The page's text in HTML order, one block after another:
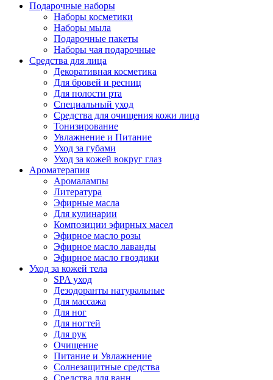
Подарочные наборы
Наборы косметики
Наборы мыла
Подарочные пакеты
Наборы чая подарочные
Средства для лица
Декоративная косметика
Для бровей и ресниц
Для полости рта
Специальный уход
Средства для очищения кожи лица
Тонизирование
Увлажнение и Питание
Уход за губами
Уход за кожей вокруг глаз
Ароматерапия
Аромалампы
Литература
Эфирные масла
Для кулинарии
Композиции эфирных масел
Эфирное масло розы
Эфирное масло лаванды
Эфирное масло гвоздики
Уход за кожей тела
SPA уход
Дезодоранты натуральные
Для массажа
Для ног
Для ногтей
Для рук
Очищение
Питание и Увлажнение
Солнезащитные средства